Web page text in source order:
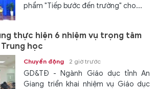
phẩm "Tiếp bước đến trường" cho...
thực hiện 6 nhiệm vụ trọng tâm
học
Chuyển động 2 giờ trước
GD&TĐ - Ngành Giáo dục tỉnh An
Giang triển khai nhiệm vụ Giáo dục